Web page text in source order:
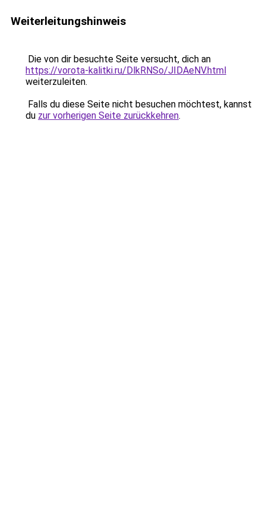
Weiterleitungshinweis
Die von dir besuchte Seite versucht, dich an
https://vorota-kalitki.ru/DlkRNSo/JIDAeNV.html
weiterzuleiten.
Falls du diese Seite nicht besuchen möchtest, kannst
du zur vorherigen Seite zurückkehren.